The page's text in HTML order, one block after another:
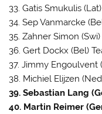
33. Gatis Smukulis
34. Sep Vanmarcke
35. Zahner Simon
36. Gert Dockx (Bel)
37. Jimmy Engoulvent
38. Michiel Elijzen
39. Sebastian Lang
40. Martin Reimer